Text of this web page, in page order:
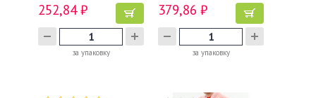
252,84 ₽
за упаковку
379,86 ₽
за упаковку